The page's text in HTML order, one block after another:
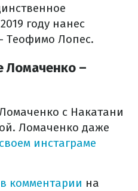
году нанес
Теофимо Лопес.
Ломаченко –
с Накатани
Ломаченко даже
инстаграме
комментарии на